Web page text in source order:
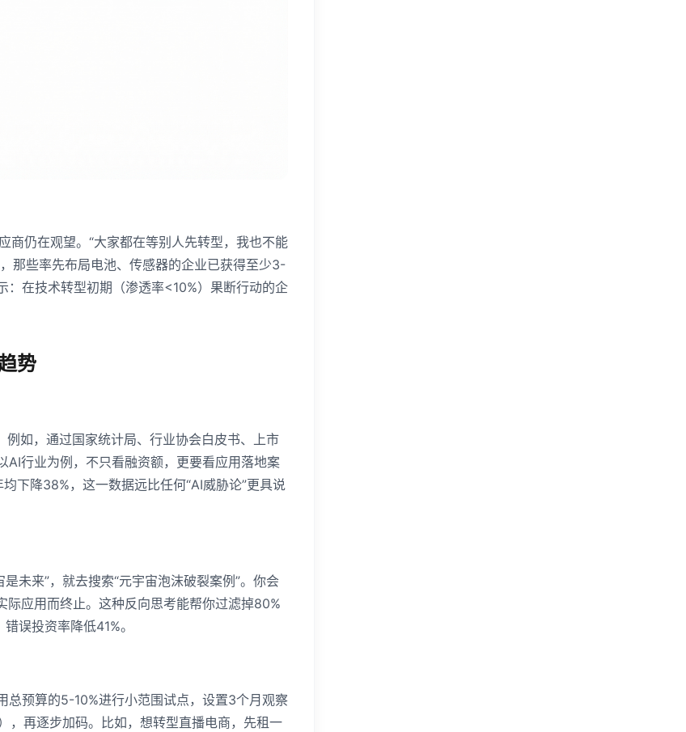
仍在观望。“大家都在等别人先转型，我也不能
那些率先布局电池、传感器的企业已获得至少3-
在技术转型初期（渗透率<10%）果断行动的企
势
例如，通过国家统计局、行业协会白皮书、上市
行业为例，不只看融资额，更要看应用落地案
下降38%，这一数据远比任何“AI威胁论”更具说
未来”，就去搜索“元宇宙泡沫破裂案例”。你会
应用而终止。这种反向思考能帮你过滤掉80%
误投资率降低41%。
总预算的5-10%进行小范围试点，设置3个月观察
，再逐步加码。比如，想转型直播电商，先租一